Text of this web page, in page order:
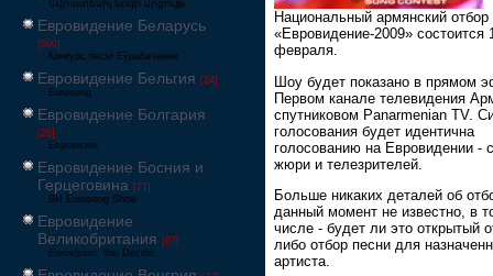
Եվրատեսիլ երգի մրցույթ
Евровидение Беларусь
[600]
Конкурс песні Еўрабачанне
Евровидение Бельгия [24]
Eurosong
Евровидение Болгария
[26]
Евровизия
Евровидение Босния и
Герцеговина [21]
BH Eurosong Show
Евровидение
Великобритания [67]
Eurovision: You Decide
Национальный армянский отбор
«Евровидение-2009» состоится
февраля.
Шоу будет показано в прямом
Первом канале телевидения
спутниковом Panarmenian TV.
голосования будет идентична
голосованию на Евровидении -
жюри и телезрителей.
Больше никаких деталей об
данный момент не известно, в
числе - будет ли это открытый
либо отбор песни для
артиста.